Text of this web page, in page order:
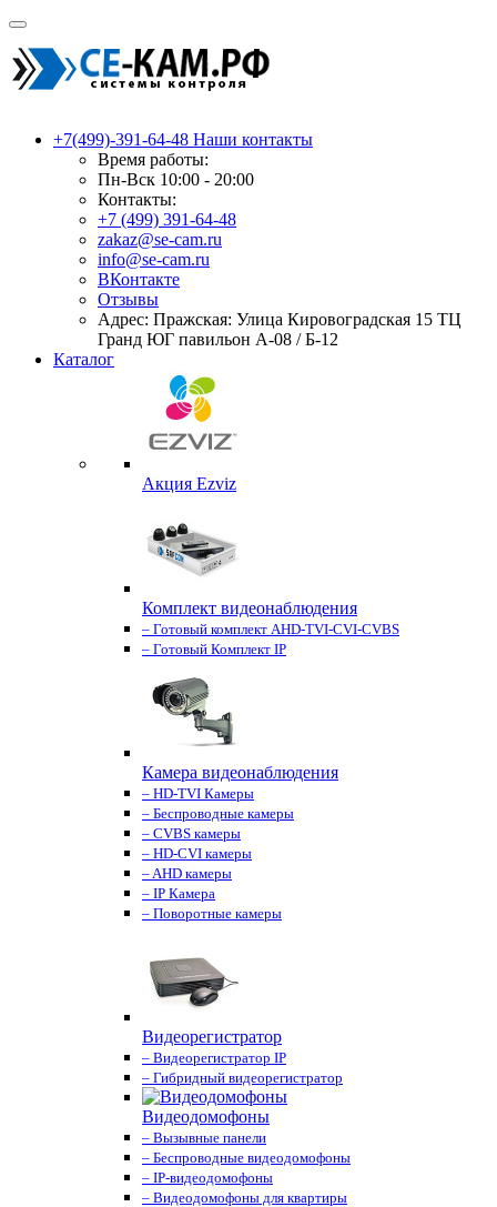
+7(499)-391-64-48 Наши контакты
Время работы:
Пн-Вск 10:00 - 20:00
Контакты:
+7 (499) 391-64-48
zakaz@se-cam.ru
info@se-cam.ru
ВКонтакте
Отзывы
Адрес: Пражская: Улица Кировоградская 15 ТЦ
Гранд ЮГ павильон А-08 / Б-12
Каталог
Акция Ezviz
Комплект видеонаблюдения
– Готовый комплект AHD-TVI-CVI-CVBS
– Готовый Комплект IP
Камера видеонаблюдения
– HD-TVI Камеры
– Беспроводные камеры
– CVBS камеры
– HD-CVI камеры
– AHD камеры
– IP Камера
– Поворотные камеры
Видеорегистратор
– Видеорегистратор IP
– Гибридный видеорегистратор
Видеодомофоны
– Вызывные панели
– Беспроводные видеодомофоны
– IP-видеодомофоны
– Видеодомофоны для квартиры